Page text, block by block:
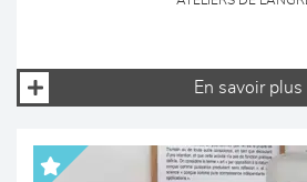
En savoir plus